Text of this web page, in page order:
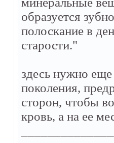
образуется
полоскание в
старости."
здесь нужно еще
поколения,
сторон, чтобы
кровь, а на ее